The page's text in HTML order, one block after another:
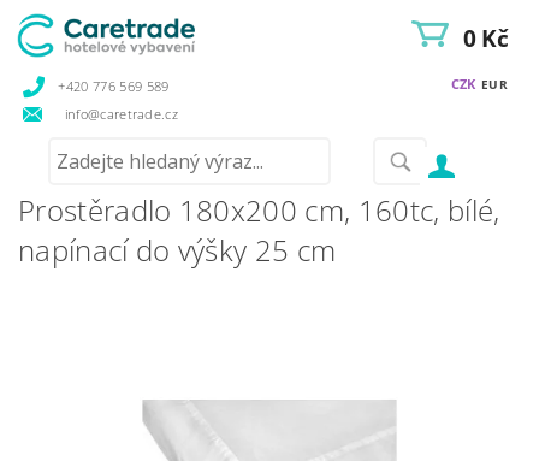
+420 776 569 589
info@caretrade.cz
CZK EUR
0 Kč
Prostěradlo 180x200 cm, 160tc, bílé,
napínací do výšky 25 cm